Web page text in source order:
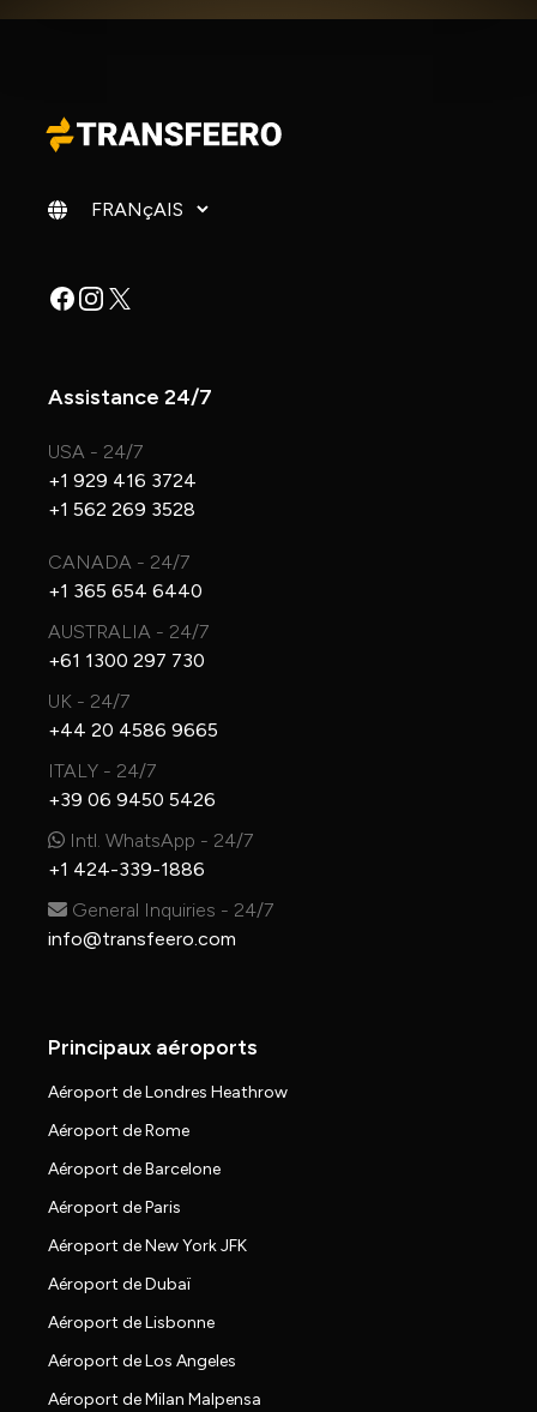
Changer de langue
Facebook
Instagram
X
Assistance 24/7
USA - 24/7
+1 929 416 3724
+1 562 269 3528
CANADA - 24/7
+1 365 654 6440
AUSTRALIA - 24/7
+61 1300 297 730
UK - 24/7
+44 20 4586 9665
ITALY - 24/7
+39 06 9450 5426
Intl. WhatsApp - 24/7
+1 424-339-1886
General Inquiries - 24/7
info@transfeero.com
Principaux aéroports
Aéroport de Londres Heathrow
Aéroport de Rome
Aéroport de Barcelone
Aéroport de Paris
Aéroport de New York JFK
Aéroport de Dubaï
Aéroport de Lisbonne
Aéroport de Los Angeles
Aéroport de Milan Malpensa